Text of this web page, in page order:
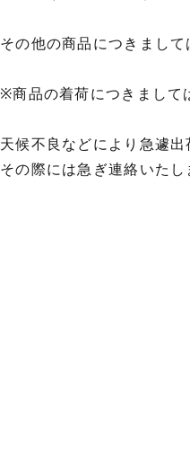
その他の商品につきまし
※商品の着荷につきまして
天候不良などにより急遽
その際には急ぎ連絡いた